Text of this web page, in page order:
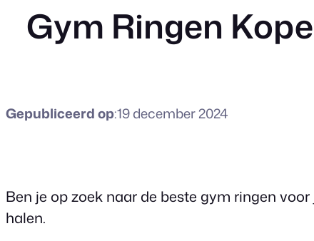
Gym Ringen
Gepubliceerd op:19 december 2024
Ben je op zoek naar de beste gym ringen
halen.